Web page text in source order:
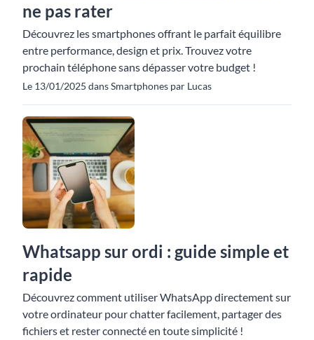
ne pas rater
Découvrez les smartphones offrant le parfait équilibre
entre performance, design et prix. Trouvez votre
prochain téléphone sans dépasser votre budget !
Le 13/01/2025 dans Smartphones par Lucas
Whatsapp sur ordi : guide simple et
rapide
Découvrez comment utiliser WhatsApp directement sur
votre ordinateur pour chatter facilement, partager des
fichiers et rester connecté en toute simplicité !